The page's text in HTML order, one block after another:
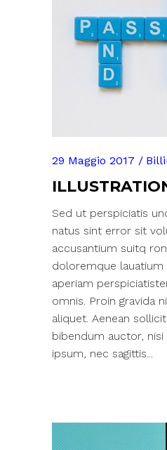
29 Maggio 2017
Sed ut perspiciatis
natus sint error sit
accusantium suitq
doloremque
aperiam
omnis. Proin gravida
aliquet. Aenean
bibendum auctor,
ipsum, nec sagittis...